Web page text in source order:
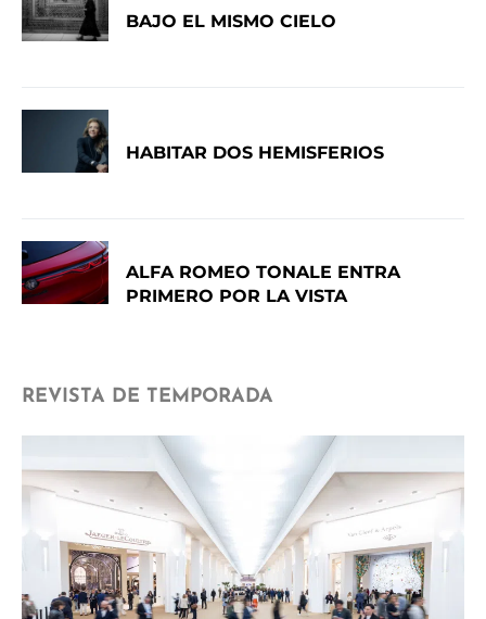
BAJO EL MISMO CIELO
HABITAR DOS HEMISFERIOS
ALFA ROMEO TONALE ENTRA
PRIMERO POR LA VISTA
REVISTA DE TEMPORADA